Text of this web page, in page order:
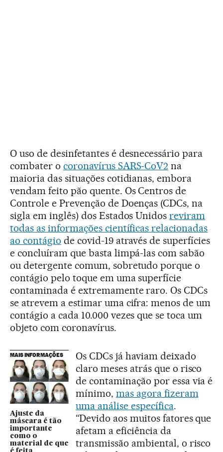
O uso de desinfetantes é desnecessário para
combater o coronavírus SARS-CoV2 na
maioria das situações cotidianas, embora
vendam feito pão quente. Os Centros de
Controle e Prevenção de Doenças (CDCs, na
sigla em inglês) dos Estados Unidosreviram
todas as informações científicas relacionadas
ao contágio de covid-19 através de superfícies
e concluíram que basta limpá-las com sabão
ou detergente comum, sobretudo porque o
contágio pelo toque em uma superfície
contaminada é extremamente raro. Os CDCs
se atrevem a estimar uma cifra: menos de um
contágio a cada 10.000 vezes que se toca um
objeto com coronavírus.
MAIS INFORMAÇÕES
Ajuste da
máscara é tão
importante
como o
material de que
Os CDCs já haviam deixado
claro meses atrás que o risco
de contaminação por essa via é
mínimo, mas agora fizeram
uma análise específica.
“Devido aos muitos fatores que
afetam a eficiência da
transmissão ambiental, o risco